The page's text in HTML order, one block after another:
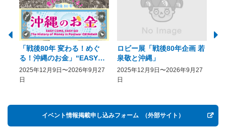
「戦後80年 変わる！めぐ
る！沖縄のお金」“EASY
COME, EASY GO － The
History of Money in
2025年12月9日〜2026年9月27
日
ロビー展「戦後80年企画 若
泉敬と沖縄」
2025年12月9日〜2026年9月27
日
イベント情報掲載申し込みフォーム （外部サイト）